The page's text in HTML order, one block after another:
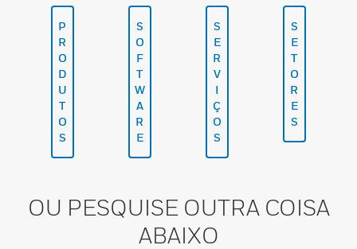
P
R
O
D
U
T
O
S
S
O
F
T
W
A
R
E
S
E
R
V
I
Ç
O
S
S
E
T
O
R
E
S
OU PESQUISE OUTRA COISA
ABAIXO